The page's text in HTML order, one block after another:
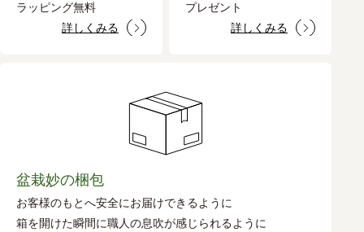
ラッピング無料
詳しくみる
プレゼント
詳しくみる
盆栽妙の梱包
お客様のもとへ安全にお届けできるように
箱を開けた瞬間に職人の息吹が感じられるように